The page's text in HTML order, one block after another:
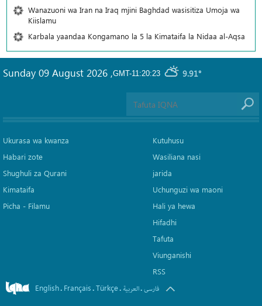
Wanazuoni wa Iran na Iraq mjini Baghdad wasisitiza Umoja wa
Kiislamu
Karbala yaandaa Kongamano la 5 la Kimataifa la Nidaa al-Aqsa
GMT-11:20:23 9.91°
Sunday 09 August 2026 ,
Ukurasa wa kwanza
Habari zote
Shughuli za Qurani
Kimataifa
Picha‎ - Filamu‎
Kutuhusu
Wasiliana nasi
jarida
Uchunguzi wa maoni
Hali ya hewa
Hifadhi
Tafuta
Viunganishi
RSS
English. Français.Türkçe. العربیة.فارسی